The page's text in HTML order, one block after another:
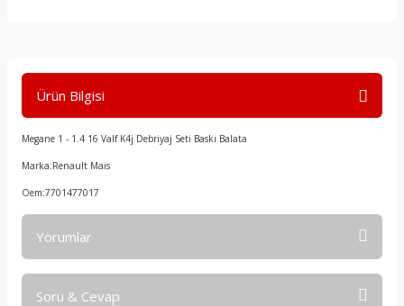
Ürün Bilgisi
Megane 1 - 1.4 16 Valf K4j Debriyaj Seti Baskı Balata
Marka:Renault Mais
Oem:7701477017
Yorumlar
Soru & Cevap